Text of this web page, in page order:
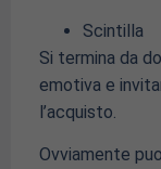
Scintilla
Si termina da
emotiva e
l’acquisto.
Ovviamente